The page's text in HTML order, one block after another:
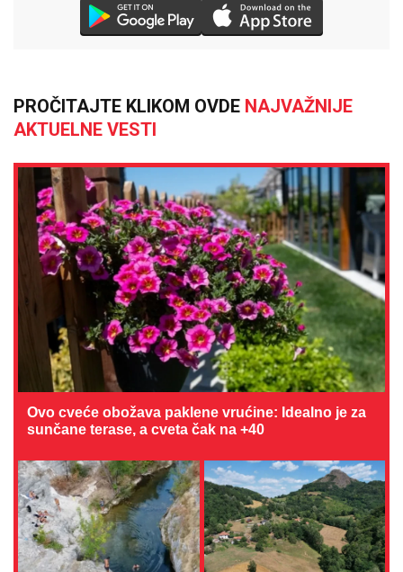
PROČITAJTE KLIKOM OVDE NAJVAŽNIJE
AKTUELNE VESTI
Ovo cveće obožava paklene vrućine: Idealno je za
sunčane terase, a cveta čak na +40